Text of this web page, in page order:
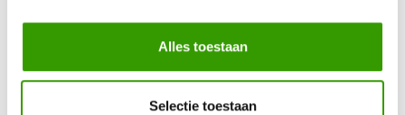
Alles toestaan
Selectie toestaan
bijna iedere huiskamer, kantoorruimte, terras of balkon. Een